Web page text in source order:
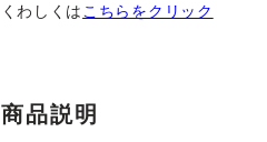
くわしくは こちらをクリック
商品説明